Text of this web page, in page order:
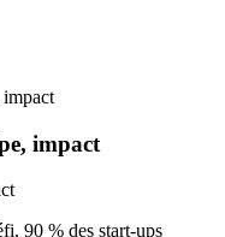
impact
90 % des start-ups